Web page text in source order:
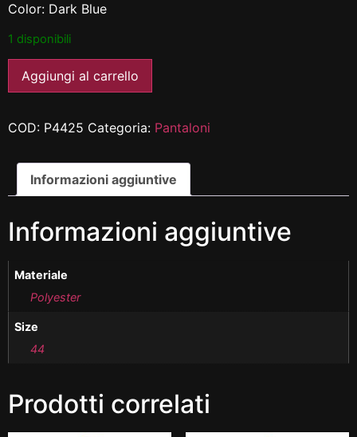
Color: Dark Blue
1 disponibili
Aggiungi al carrello
COD: P4425 Categoria: Pantaloni
Informazioni aggiuntive
Informazioni aggiuntive
Materiale
Polyester
Size
44
Prodotti correlati